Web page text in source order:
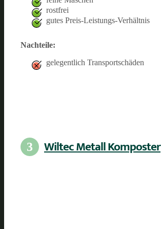
rostfrei
gutes Preis-Leistungs-Verhältnis
Nachteile:
gelegentlich Transportschäden
3 Wiltec Metall Komposter